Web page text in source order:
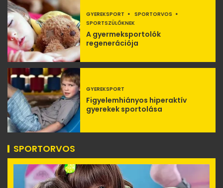
GYEREKSPORT
SPORTORVOS
SPORTSZÜLŐKNEK
A gyermeksportolók
regenerációja
GYEREKSPORT
Figyelemhiányos hiperaktív
gyerekek sportolása
SPORTORVOS